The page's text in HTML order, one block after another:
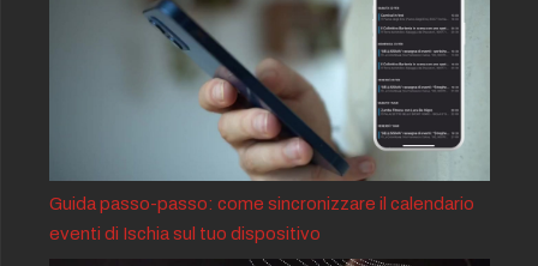
Guida passo-passo: come sincronizzare il calendario
eventi di Ischia sul tuo dispositivo